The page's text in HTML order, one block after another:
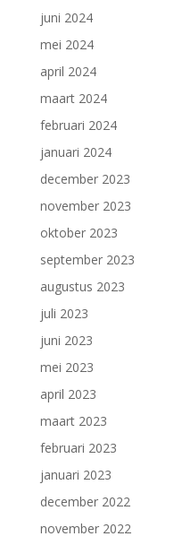
juni 2024
mei 2024
april 2024
maart 2024
februari 2024
januari 2024
december 2023
november 2023
oktober 2023
september 2023
augustus 2023
juli 2023
juni 2023
mei 2023
april 2023
maart 2023
februari 2023
januari 2023
december 2022
november 2022